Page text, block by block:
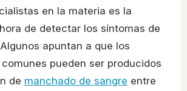
en la materia es la
de detectar los síntomas de
apuntan a que los
pueden ser producidos
de manchado de sangre entre